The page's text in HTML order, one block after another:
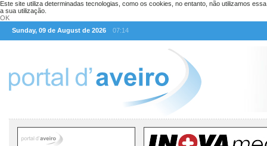
Este site utiliza determinadas tecnologias, como os cookies, no entanto, não utilizamos
a sua utilização.
OK
Sunday, 09 de August de 2026
07:14